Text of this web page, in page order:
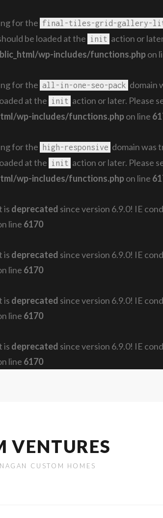
for the final-tiles-grid-gallery-
be loaded at the
init action or
wp-includes/functions.phpon
for the all-in-one-seo-pack domain
at the
init action or later. Please
wp-includes/functions.phpon line
for the high-responsive domain was
at the
init action or later. Please
wp-includes/functions.phpon line
is deprecated since version 6.9.0! IE
line 6170
is deprecated since version 6.9.0! IE
line 6170
is deprecated since version 6.9.0! IE
line 6170
is deprecated since version 6.9.0! IE
line 6170
VENTURES
CUSTOM HOMES